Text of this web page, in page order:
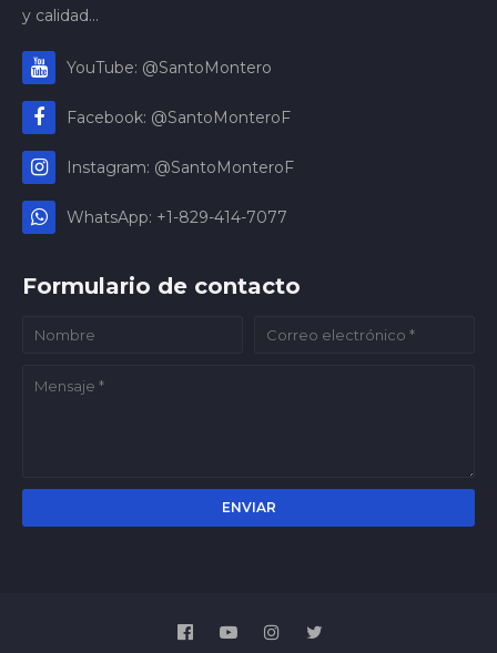
y calidad...
YouTube: @SantoMontero
Facebook: @SantoMonteroF
Instagram: @SantoMonteroF
WhatsApp: +1-829-414-7077
Formulario de contacto